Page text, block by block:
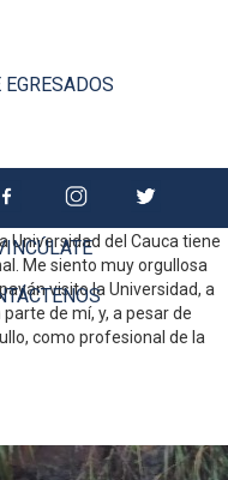
EGRESADOS
Universidad del Cauca tiene
Me siento muy orgullosa
visito la Universidad, a
de mí, y, a pesar de
como profesional de la